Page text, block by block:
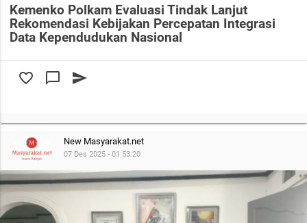
Kemenko Polkam Evaluasi Tindak Lanjut
Rekomendasi Kebijakan Percepatan Integrasi
Data Kependudukan Nasional
favorite_border chat_bubble_outline send
New Masyarakat.net
07 Des 2025 - 01:53:20